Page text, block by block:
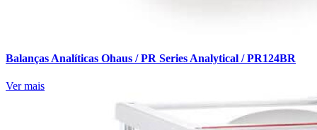
Balanças Analíticas Ohaus / PR Series Analytical / PR124BR
Ver mais